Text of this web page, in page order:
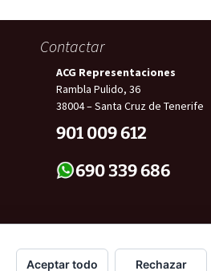
Contactar
ACG Representaciones
Rambla Pulido, 36
38004 – Santa Cruz de Tenerife
901 009 612
690 339 686
Aceptar todo Rechazar